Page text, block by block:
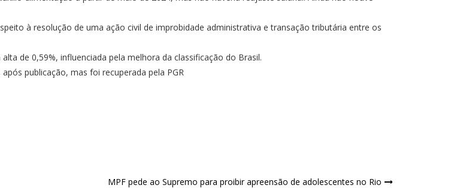
à resolução de uma ação civil de improbidade administrativa e transação tributária entre os
de 0,59%, influenciada pela melhora da classificação do Brasil.
publicação, mas foi recuperada pela PGR
MPF pede ao Supremo para proibir apreensão de adolescentes no Rio